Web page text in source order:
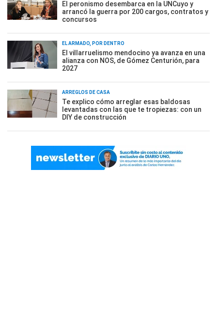
El peronismo desembarca en la UNCuyo y
arrancó la guerra por 200 cargos, contratos y
concursos
EL ARMADO, POR DENTRO
El villarruelismo mendocino ya avanza en una
alianza con NOS, de Gómez Centurión, para
2027
ARREGLOS DE CASA
Te explico cómo arreglar esas baldosas
levantadas con las que te tropiezas: con un
DIY de construcción